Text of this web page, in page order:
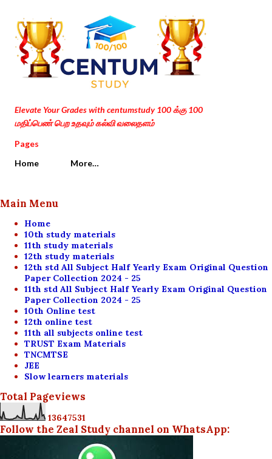
Skip to main content
Elevate Your Grades with centumstudy 100 க்கு 100
மதிப்பெண் பெற உதவும் கல்வி வலைதளம்
Pages
Home
More…
Main Menu
Home
10th study materials
11th study materials
12th study materials
12th std All Subject Half Yearly Exam Original Question
Paper Collection 2024 - 25
11th std All Subject Half Yearly Exam Original Question
Paper Collection 2024 - 25
10th Online test
12th online test
11th all subjects online test
TRUST Exam Materials
TNCMTSE
JEE
Slow learners materials
Total Pageviews
13647531
Follow the Zeal Study channel on WhatsApp: